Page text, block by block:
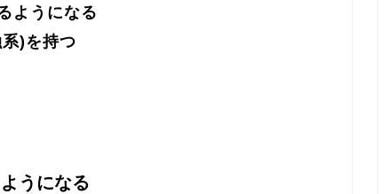
ようになる
)を持つ
うになる